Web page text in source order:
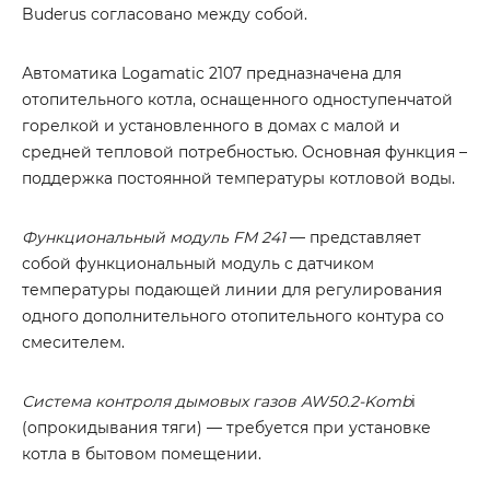
Buderus согласовано между собой.
Автоматика Logamatic 2107 предназначена для
отопительного котла, оснащенного одноступенчатой
горелкой и установленного в домах с малой и
средней тепловой потребностью. Основная функция –
поддержка постоянной температуры котловой воды.
Функциональный модуль FM 241— представляет
собой функциональный модуль с датчиком
температуры подающей линии для регулирования
одного дополнительного отопительного контура со
смесителем.
Система контроля дымовых газов AW50.2-Kombi
(опрокидывания тяги) — требуется при установке
котла в бытовом помещении.